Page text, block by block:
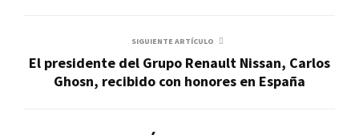
SIGUIENTE ARTÍCULO
El presidente del Grupo Renault Nissan, Carlos
Ghosn, recibido con honores en España